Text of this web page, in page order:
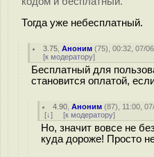
Тогда уже небесплатный.
3.75 ,Аноним (75), 00:32, 07/
[к модератору]
Бесплатный для
становится оплатой,
4.90 ,Аноним (87), 11:00,
[↓] [к модератору]
Но, значит вовсе не
куда дороже! Просто